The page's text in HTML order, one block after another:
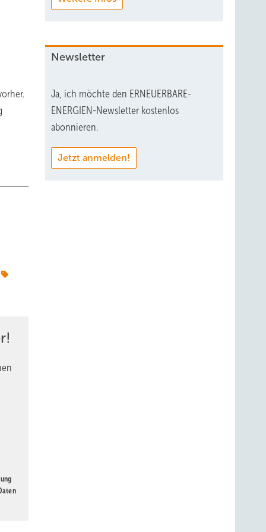
Newsletter
Ja, ich möchte den ERNEUERBARE-
ENERGIEN-Newsletter kostenlos
abonnieren.
Jetzt anmelden!